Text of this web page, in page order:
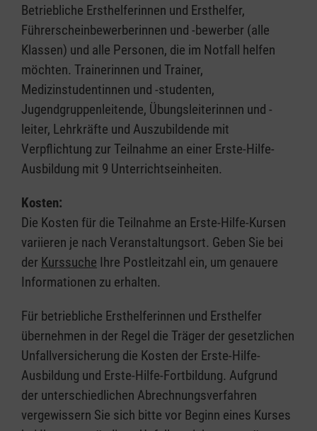
Betriebliche Ersthelferinnen und Ersthelfer,
Führerscheinbewerberinnen und -bewerber (alle
Klassen) und alle Personen, die im Notfall helfen
möchten. Trainerinnen und Trainer,
Medizinstudentinnen und -studenten,
Jugendgruppenleitende, Übungsleiterinnen und -
leiter, Lehrkräfte und Auszubildende mit
Verpflichtung zur Teilnahme an einer Erste-Hilfe-
Ausbildung mit 9 Unterrichtseinheiten.
Kosten:
Die Kosten für die Teilnahme an Erste-Hilfe-Kursen
variieren je nach Veranstaltungsort. Geben Sie bei
der Kurssuche Ihre Postleitzahl ein, um genauere
Informationen zu erhalten.
Für betriebliche Ersthelferinnen und Ersthelfer
übernehmen in der Regel die Träger der gesetzlichen
Unfallversicherung die Kosten der Erste-Hilfe-
Ausbildung und Erste-Hilfe-Fortbildung. Aufgrund
der unterschiedlichen Abrechnungsverfahren
vergewissern Sie sich bitte vor Beginn eines Kurses